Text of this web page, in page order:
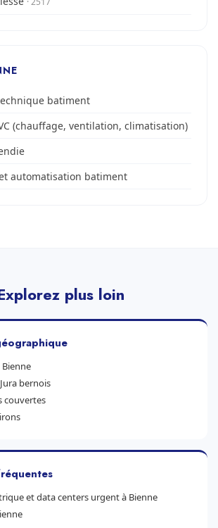
batiment
(chauffage, ventilation, climatisation)
automatisation batiment
plus loin
Bienne
bernois
couvertes
et data centers urgent à Bienne